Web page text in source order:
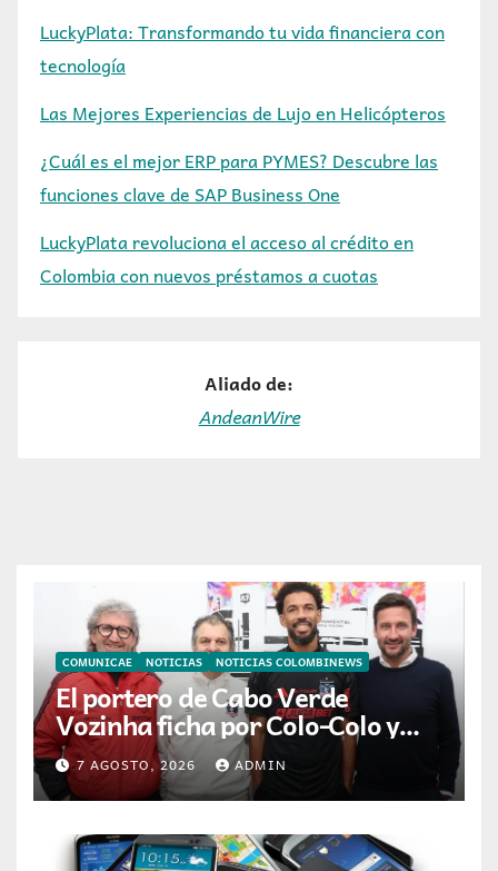
LuckyPlata: Transformando tu vida financiera con
tecnología
Las Mejores Experiencias de Lujo en Helicópteros
¿Cuál es el mejor ERP para PYMES? Descubre las
funciones clave de SAP Business One
LuckyPlata revoluciona el acceso al crédito en
Colombia con nuevos préstamos a cuotas
Aliado de:
AndeanWire
COMUNICAE NOTICIAS NOTICIAS COLOMBINEWS
El portero de Cabo Verde
Vozinha ficha por Colo-Colo y
JETOUR respalda su nueva
etapa
7 AGOSTO, 2026 ADMIN